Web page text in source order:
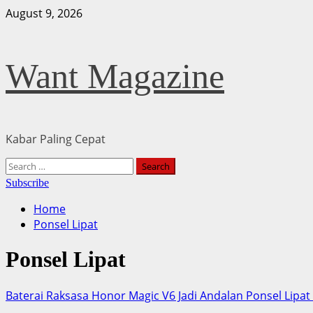
Skip
August 9, 2026
Want Magazine
Kabar Paling Cepat
Primary
Menu
Search
for:
Subscribe
Home
Ponsel Lipat
Ponsel Lipat
Baterai Raksasa Honor Magic V6 Jadi Andalan Ponsel